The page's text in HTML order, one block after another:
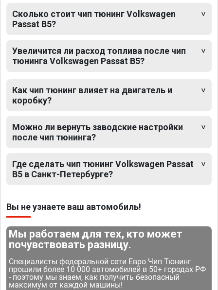
Сколько стоит чип тюнинг Volkswagen
Passat B5?
Увеличится ли расход топлива после чип
тюнинга Volkswagen Passat B5?
Как чип тюнинг влияет на двигатель и
коробку?
Можно ли вернуть заводские настройки
после чип тюнинга?
Где сделать чип тюнинг Volkswagen Passat
B5 в Санкт-Петербурге?
Вы не узнаете ваш автомобиль!
Мы работаем для тех, кто может
почувствовать разницу.
Специалисты федеральной сети Евро Чип Тюнинг
прошили более 10 000 автомобилей в 50+ городах РФ
- поэтому мы знаем, как получить безопасный
максимум от каждой машины!